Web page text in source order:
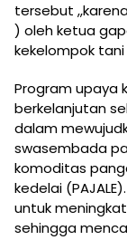
tersebut
) oleh ketua
kekelompok
Program upaya
berkelanjutan
dalam
swasembada
komoditas
kedelai
untuk
sehingga